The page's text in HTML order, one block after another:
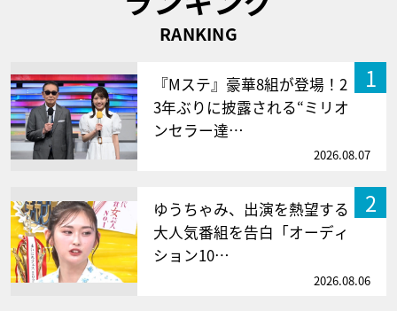
RANKING
1
『Mステ』豪華8組が登場！2
3年ぶりに披露される“ミリオ
ンセラー達…
2026.08.07
2
ゆうちゃみ、出演を熱望する
大人気番組を告白「オーディ
ション10…
2026.08.06